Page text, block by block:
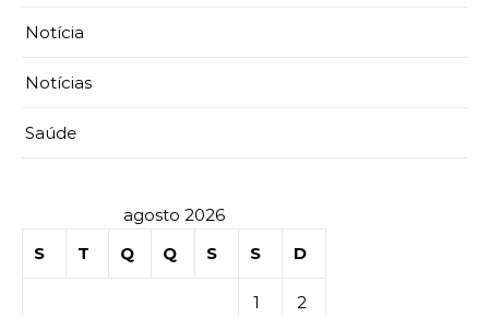
Notícia
Notícias
Saúde
agosto 2026
S
T Q Q S S D
1 2